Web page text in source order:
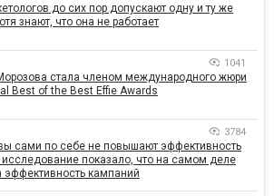
до сих пор допускают одну и ту же
знают, что она не работает
1041
стала членом международного жюри
Best of the Best Effie Awards
3784
сами по себе не повышают эффективность
показало, что на самом деле
эффективность кампаний